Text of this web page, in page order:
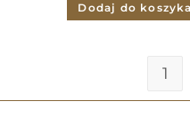
Dodaj do
1